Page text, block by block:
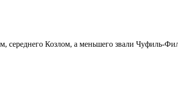
середнего Козлом, а меньшего звали Чуфиль-